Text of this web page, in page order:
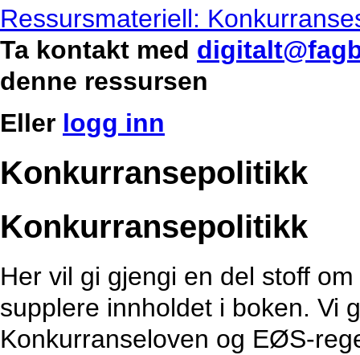
Ressursmateriell:
Ta kontakt med
denne ressursen
Eller logg inn
Konkurransepolitikk
Konkurransepolitikk
Her vil gi gjengi en del stoff om
supplere innholdet i boken. Vi
Konkurranseloven og EØS-